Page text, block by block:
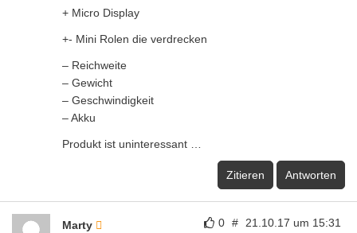
+ Micro Display
+- Mini Rolen die verdrecken
– Reichweite
– Gewicht
– Geschwindigkeit
– Akku
Produkt ist uninteressant …
Zitieren Antworten
0 # 21.10.17 um 15:31
Marty